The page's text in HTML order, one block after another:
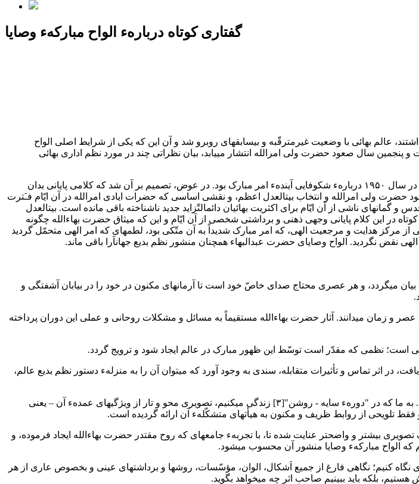
گفتاری کوتاه دربارهء الواح مبارکهء وصایا
جای نگذاشتند، عالم بهائی با وضعیت غیرمترقّبه و بیسابقهای روبرو شد و آن این که یکی از شرایط اصلی الواح
پنجمین سال صعود حضرت ولی امرالله انتشار مییابد، بیان نظراتی چند در مورد نظم اداری بهائی
تغییر دادن مقالهء اوّلیه امری نامطلوب به نظر رسید، زیرا پیشینهای مناسب از برداشت کلّی بهائیان در سال ۱۹۵۰ دربارهء شکوفایی آیندهء امر مبارک بود. در عوض، تصمیم بر آن شد که کلامی پایانی بدان
حضرت ولی امرالله و انتخاب بیتالعدل اعظم، و نقشی اساسی که حضرات ایادی امرالله در آن ایّام فـَترت
ناشی از آن ایّام برای اکثریت بهائیان دائمالتّزاید جدید ناشناخته باقی مانده است. بیتالعدل
در این کلام پایانی وجهی ذهنی و برداشتی شخصی از آن ایّام و این که میثاق حضرت بهاءالله چگونه
مرکز هدایت و مرجعیت الهی، که امر مبارک شدیداً به آن متّکی بود، لطمهای که امر الهی متحمّل گردید
نقض نگردید. الواح وصایای حضرت عبدالبهاء همچنان منشور نظم بدیع جهانآرا باقی ماند.
میگردد، و هر عصری محتاج صدای خاصّ خود است تا آرمانهای مکنون در خود را در بیابان آشفتگی و
عصر و زمان میدانند. آثار حضرت بهاءالله مستقیماً به مسائل و مشکلات روحانی و عملی این دوران پرداخته
اثر تماس و تأثیرات متقابله، سندی به وجود آورد که میتوان آن را به منزلهء دستور نظم بدیع عالم،
هیچ فرد بشری امروزه نمیتواند مدّعی شود که الواح مبارکهء وصایا را به طور کامل درک کرده است. به ما که در "دورهء سایه - روشن"[۳] زندگی می‎کنیم، تصویری محو و تار از ویژگیهای عمدهء آن – یعنی
تلویحی از روابط ظریف و مکنون به هیأتهای متشکّلهء آن ارائه گردیده است.
بیشتر و واضحتر عنایت شده تا، با تجربهء جامعهای که روح مقتدر حضرت بهاءالله ایجاد فرموده، و
الواح مبارکهء وصایا منشور آن محسوب میشود.
برای حصول این درک کاملتر، ضروری چنان است که به الواح وصایا به عنوان یک شاهکار عظیم هنری نگاه کنیم؛ نگاهی فارغ از جمیع اَشکال، الوان، مؤسّسات، روش‎ها و برداشتهای عینی و بخصوص عاری از هر
بلکه باید ببینیم صاحب اثر چه میخواهد بگوید.